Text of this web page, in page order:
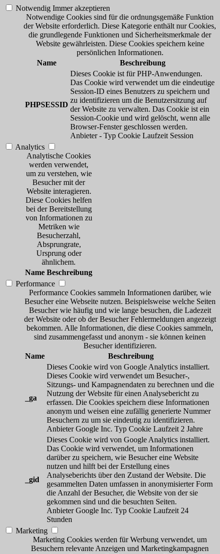
Notwendig Immer akzeptieren
Notwendige Cookies sind für die ordnungsgemäße Funktion
der Website erforderlich. Diese Kategorie enthält nur Cookies,
die grundlegende Funktionen und Sicherheitsmerkmale der
Website gewährleisten. Diese Cookies speichern keine
persönlichen Informationen.
Name
Beschreibung
PHPSESSID
Dieses Cookie ist für PHP-Anwendungen.
Das Cookie wird verwendet um die eindeutige
Session-ID eines Benutzers zu speichern und
zu identifizieren um die Benutzersitzung auf
der Website zu verwalten. Das Cookie ist ein
Session-Cookie und wird gelöscht, wenn alle
Browser-Fenster geschlossen werden.
Anbieter - Typ Cookie Laufzeit Session
Analytics
Analytische Cookies
werden verwendet,
um zu verstehen, wie
Besucher mit der
Website interagieren.
Diese Cookies helfen
bei der Bereitstellung
von Informationen zu
Metriken wie
Besucherzahl,
Absprungrate,
Ursprung oder
ähnlichem.
Name Beschreibung
Performance
Performance Cookies sammeln Informationen darüber, wie
Besucher eine Webseite nutzen. Beispielsweise welche Seiten
Besucher wie häufig und wie lange besuchen, die Ladezeit
der Website oder ob der Besucher Fehlermeldungen angezeigt
bekommen. Alle Informationen, die diese Cookies sammeln,
sind zusammengefasst und anonym - sie können keinen
Besucher identifizieren.
Name
Beschreibung
_ga
Dieses Cookie wird von Google Analytics installiert.
Dieses Cookie wird verwendet um Besucher-,
Sitzungs- und Kampagnendaten zu berechnen und die
Nutzung der Website für einen Analysebericht zu
erfassen. Die Cookies speichern diese Informationen
anonym und weisen eine zufällig generierte Nummer
Besuchern zu um sie eindeutig zu identifizieren.
Anbieter Google Inc. Typ Cookie Laufzeit 2 Jahre
_gid
Dieses Cookie wird von Google Analytics installiert.
Das Cookie wird verwendet, um Informationen
darüber zu speichern, wie Besucher eine Website
nutzen und hilft bei der Erstellung eines
Analyseberichts über den Zustand der Website. Die
gesammelten Daten umfassen in anonymisierter Form
die Anzahl der Besucher, die Website von der sie
gekommen sind und die besuchten Seiten.
Anbieter Google Inc. Typ Cookie Laufzeit 24
Stunden
Marketing
Marketing Cookies werden für Werbung verwendet, um
Besuchern relevante Anzeigen und Marketingkampagnen